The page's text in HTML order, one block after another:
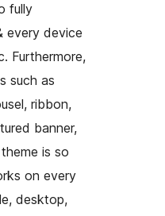
fully
every device
Furthermore,
such as
ribbon,
banner,
is so
on every
desktop,